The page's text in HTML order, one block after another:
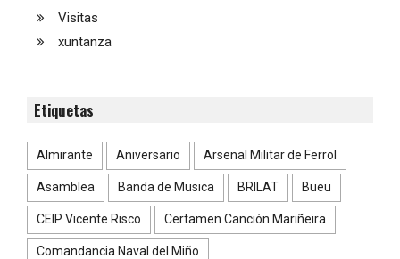
Visitas
xuntanza
Etiquetas
Almirante Aniversario Arsenal Militar de Ferrol
Asamblea Banda de Musica BRILAT Bueu
CEIP Vicente Risco Certamen Canción Mariñeira
Comandancia Naval del Miño